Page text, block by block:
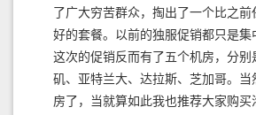
了广大穷苦群众，掏出了一个比之前
好的套餐。以前的独服促销都只是集
这次的促销反而有了五个机房，分别
矶、亚特兰大、达拉斯、芝加哥。当
房了，当就算如此我也推荐大家购买